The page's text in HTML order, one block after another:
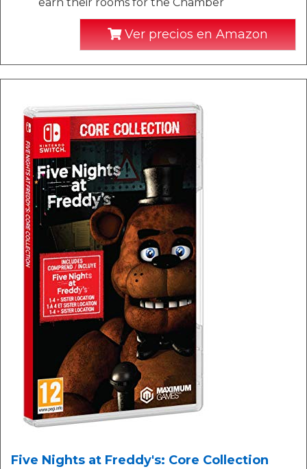
Ver precios en Amazon
Five Nights at Freddy's: Core Collection